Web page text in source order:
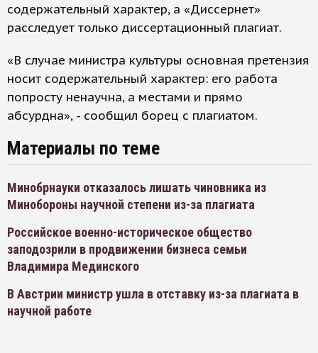
содержательный характер, а «Диссернет»
расследует только диссертационный плагиат.
«В случае министра культуры основная претензия
носит содержательный характер: его работа
попросту ненаучна, а местами и прямо
абсурдна», - сообщил борец с плагиатом.
Материалы по теме
Минобрнауки отказалось лишать чиновника из
Минобороны научной степени из-за плагиата
Российское военно-историческое общество
заподозрили в продвижении бизнеса семьи
Владимира Мединского
В Австрии министр ушла в отставку из-за плагиата в
научной работе